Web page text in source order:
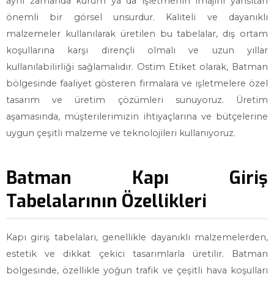
önemli bir görsel unsurdur. Kaliteli ve dayanıklı
malzemeler kullanılarak üretilen bu tabelalar, dış ortam
koşullarına karşı dirençli olmalı ve uzun yıllar
kullanılabilirliği sağlamalıdır. Ostim Etiket olarak, Batman
bölgesinde faaliyet gösteren firmalara ve işletmelere özel
tasarım ve üretim çözümleri sunuyoruz. Üretim
aşamasında, müşterilerimizin ihtiyaçlarına ve bütçelerine
uygun çeşitli malzeme ve teknolojileri kullanıyoruz.
Batman Kapı Giriş
Tabelalarının Özellikleri
Kapı giriş tabelaları, genellikle dayanıklı malzemelerden,
estetik ve dikkat çekici tasarımlarla üretilir. Batman
bölgesinde, özellikle yoğun trafik ve çeşitli hava koşulları